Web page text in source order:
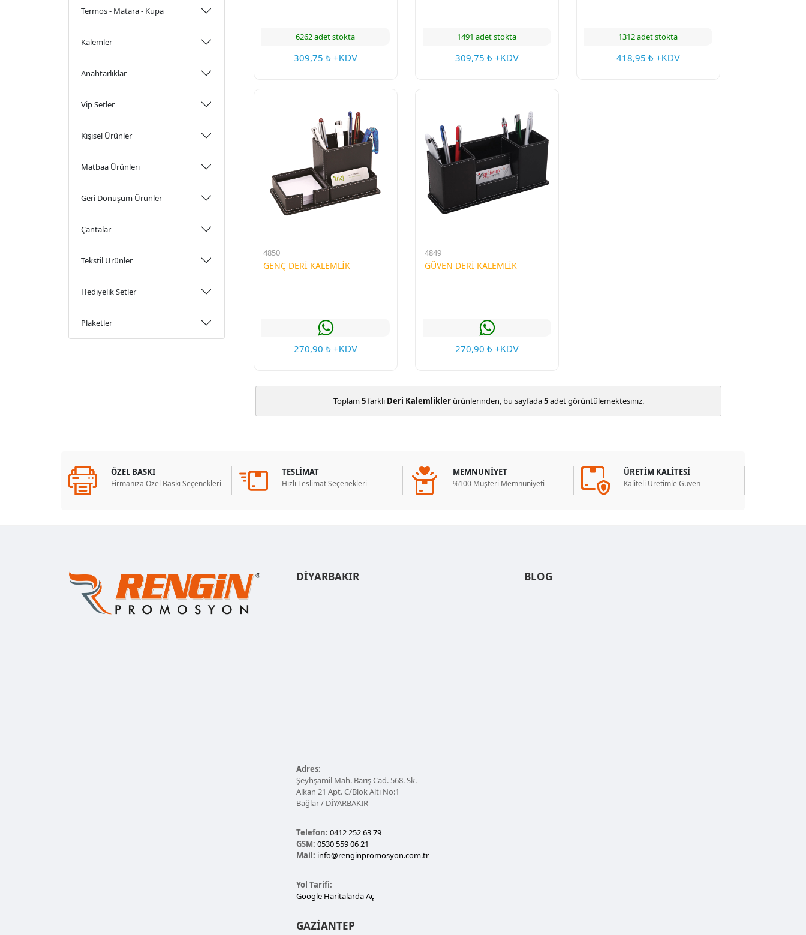
Termos - Matara - Kupa
Kalemler
Anahtarlıklar
Vip Setler
Kişisel Ürünler
Matbaa Ürünleri
Geri Dönüşüm Ürünler
Çantalar
Tekstil Ürünler
Hediyelik Setler
Plaketler
6262 adet stokta
309,75 ₺ +KDV
1491 adet stokta
309,75 ₺ +KDV
1312 adet stokta
418,95 ₺ +KDV
4850
GENÇ DERİ KALEMLİK
270,90 ₺ +KDV
4849
GÜVEN DERİ KALEMLİK
270,90 ₺ +KDV
Toplam5farklı Deri Kalemliklerürünlerinden, bu sayfada5adet görüntülemektesiniz.
ÖZEL BASKI
Firmanıza Özel Baskı Seçenekleri
TESLİMAT
Hızlı Teslimat Seçenekleri
MEMNUNİYET
%100 Müşteri Memnuniyeti
ÜRETİM KALİTESİ
Kaliteli Üretimle Güven
DİYARBAKIR
Adres:
Şeyhşamil Mah. Barış Cad. 568. Sk.
Alkan 21 Apt. C/Blok Altı No:1
Bağlar / DİYARBAKIR
Telefon: 0412 252 63 79
GSM: 0530 559 06 21
Mail: info@renginpromosyon.com.tr
Yol Tarifi:
Google Haritalarda Aç
GAZİANTEP
BLOG